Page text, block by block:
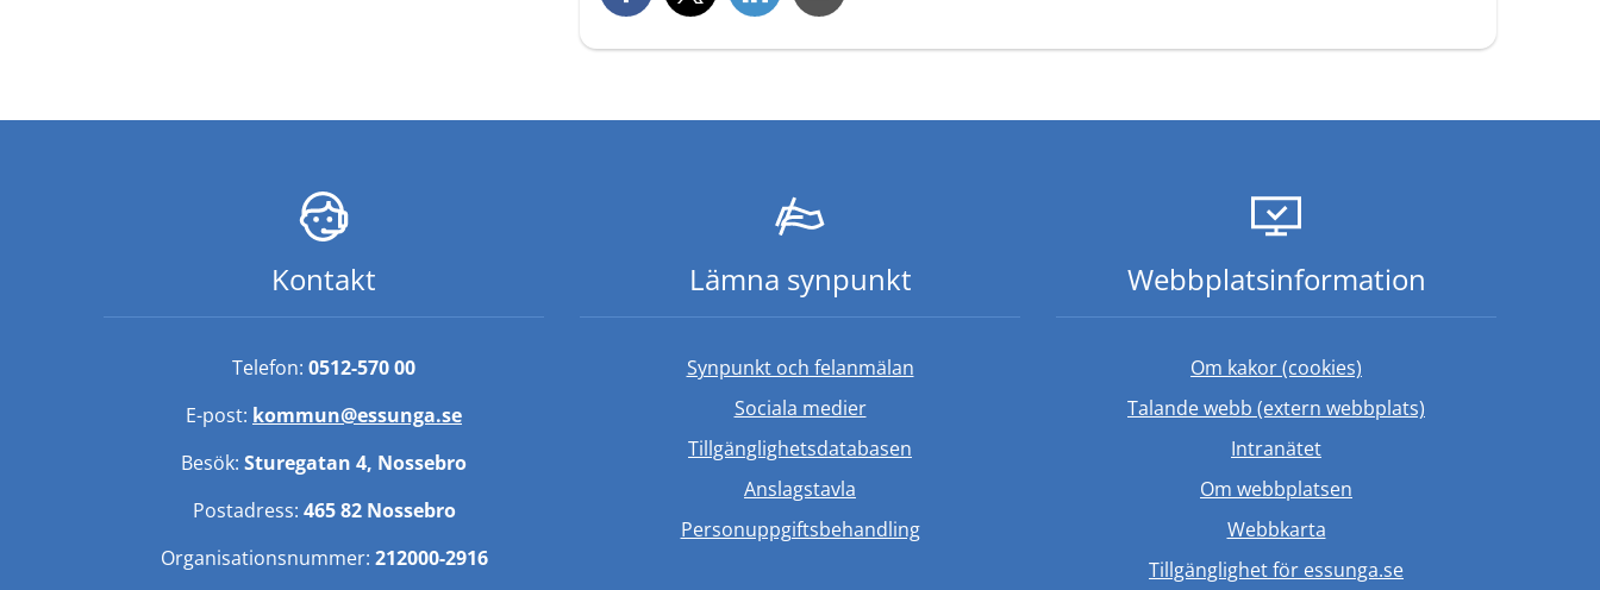
Kontakt
Telefon: 0512-570 00
E-post: kommun@essunga.se
Besök: Sturegatan 4, Nossebro
Postadress: 465 82 Nossebro
Organisationsnummer: 212000-2916
Lämna synpunkt
Synpunkt och felanmälan
Sociala medier
Tillgänglighetsdatabasen
Anslagstavla
Personuppgiftsbehandling
Webbplats­information
Om kakor (cookies)
Talande webb (extern webbplats)
IntranätetLänk till annan webbplats.
Om webbplatsen
Webbkarta
Tillgänglighet för essunga.se